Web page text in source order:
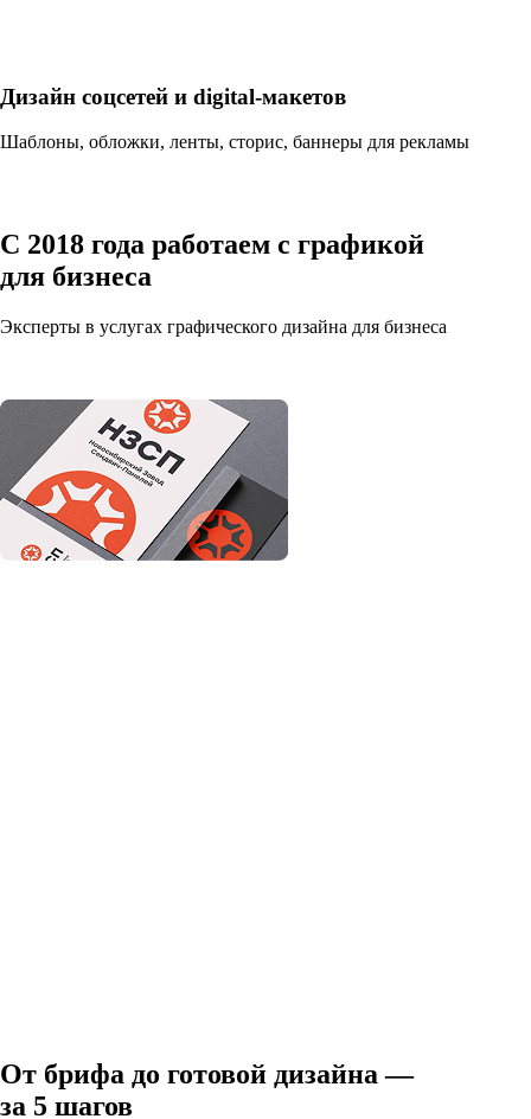
Дизайн соцсетей и digital-макетов
Шаблоны, обложки, ленты, сторис, баннеры для рекламы
С 2018 года работаем с графикой
для бизнеса
Эксперты в услугах графического дизайна для бизнеса
От брифа до готовой дизайна —
за 5 шагов